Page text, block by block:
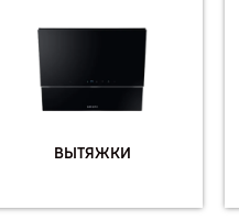
ВЫТЯЖКИ